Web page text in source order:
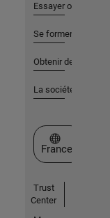
Essayer ou acheter
Se former
Obtenir de l'aide
La société
Sélectionner
France
Trust
Center